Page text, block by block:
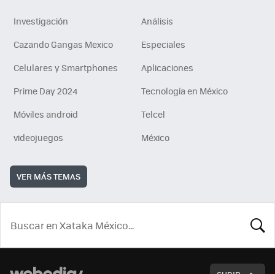
Investigación
Análisis
Cazando Gangas Mexico
Especiales
Celulares y Smartphones
Aplicaciones
Prime Day 2024
Tecnología en México
Móviles android
Telcel
videojuegos
México
VER MÁS TEMAS